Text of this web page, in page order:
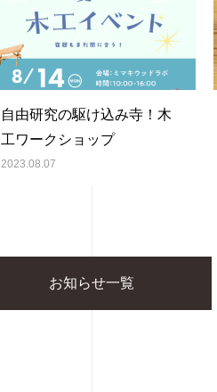
自由研究の駆け込み寺！木
工ワークショップ
2023.08.07
お知らせ一覧